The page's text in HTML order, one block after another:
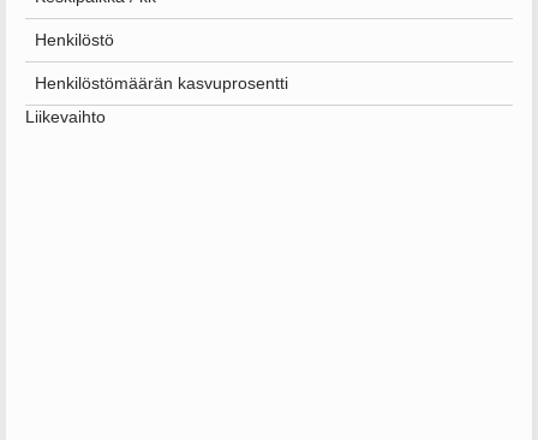
Henkilöstö
Henkilöstömäärän kasvuprosentti
Liikevaihto